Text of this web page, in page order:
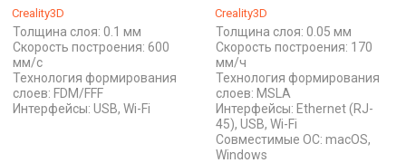
Creality3D
Толщина слоя: 0.1 мм
Скорость построения: 600
мм/с
Технология формирования
слоев: FDM/FFF
Интерфейсы: USB, Wi-Fi
Creality3D
Толщина слоя: 0.05 мм
Скорость построения: 170
мм/ч
Технология формирования
слоев: MSLA
Интерфейсы: Ethernet (RJ-
45), USB, Wi-Fi
Совместимые ОС: macOS,
Windows